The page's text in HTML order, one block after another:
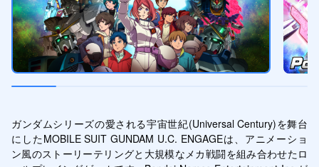
ガンダムシリーズの愛される宇宙世紀(Universal Century)を舞台
にしたMOBILE SUIT GUNDAM U.C. ENGAGEは、アニメーショ
ン風のストーリーテリングと大規模なメカ戦闘を組み合わせたロ